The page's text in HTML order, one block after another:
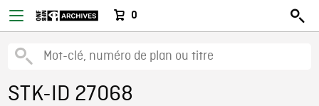
0
STK-ID 27068